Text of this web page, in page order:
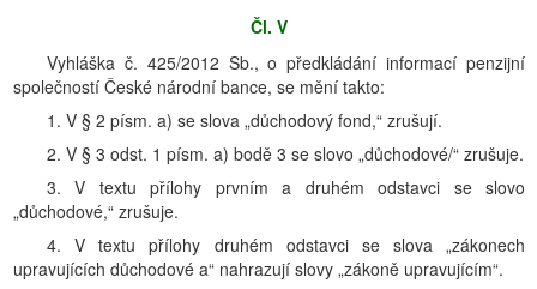
Čl. V
Vyhláška č. 425/2012 Sb., o předkládání informací penzijní
společností České národní bance, se mění takto:
1. V § 2 písm. a) se slova „důchodový fond,“ zrušují.
2. V § 3 odst. 1 písm. a) bodě 3 se slovo „důchodové/“ zrušuje.
3. V textu přílohy prvním a druhém odstavci se slovo
„důchodové,“ zrušuje.
4. V textu přílohy druhém odstavci se slova „zákonech
upravujících důchodové a“ nahrazují slovy „zákoně upravujícím“.